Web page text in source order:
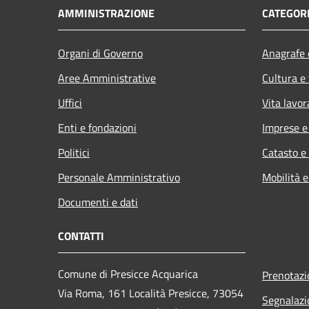
AMMINISTRAZIONE
Organi di Governo
Aree Amministrative
Uffici
Enti e fondazioni
Politici
Personale Amministrativo
Documenti e dati
Cultura
Vita
Imprese
Catasto
Mobilità
CONTATTI
Comune di Presicce Acquarica
Via Roma, 161 Località Presicce, 73054